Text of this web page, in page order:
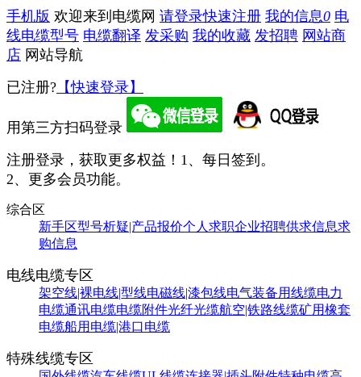
手机版 欢迎来到电缆网 请登录快速注册 我的信息0 电
线电缆型号 电缆翻译 发采购 我的收藏 发招聘 网站商
店 网站导航
已注册? 【快速登录】
用第三方扫码登录
注册登录，获取更多权益！ 1、每日签到。
2、更多会员功能。
综合区
新手区型号析疑|产品报价个人求职企业招聘供求信息求
购信息
电线电缆专区
架空线|裸电线|型线电磁线|漆包线电气装备用线缆电力
电缆通讯电缆电缆附件光纤光缆航空|铁路线缆矿用橡套
电缆船用电缆|港口电缆
特殊线缆专区